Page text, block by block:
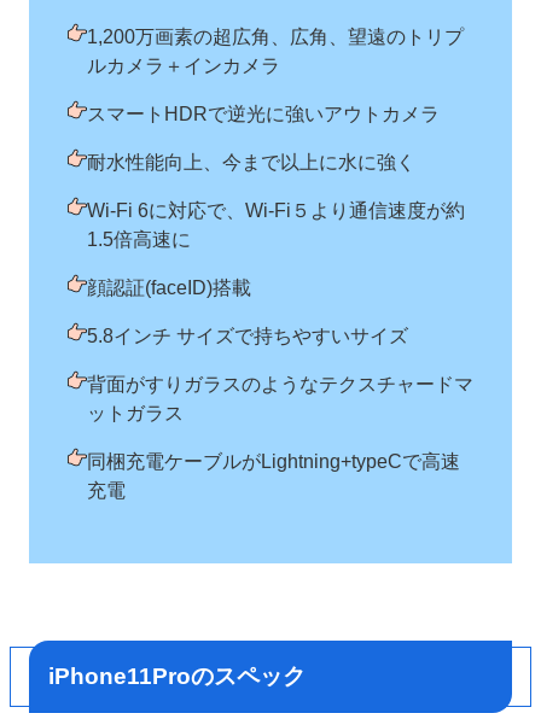
1,200万画素の超広角、広角、望遠のトリプ
ルカメラ＋インカメラ
スマートHDRで逆光に強いアウトカメラ
耐水性能向上、今まで以上に水に強く
Wi-Fi 6に対応で、Wi-Fi５より通信速度が約
1.5倍高速に
顔認証(faceID)搭載
5.8インチ サイズで持ちやすいサイズ
背面がすりガラスのようなテクスチャードマ
ットガラス
同梱充電ケーブルがLightning+typeCで高速
充電
iPhone11Proのスペック